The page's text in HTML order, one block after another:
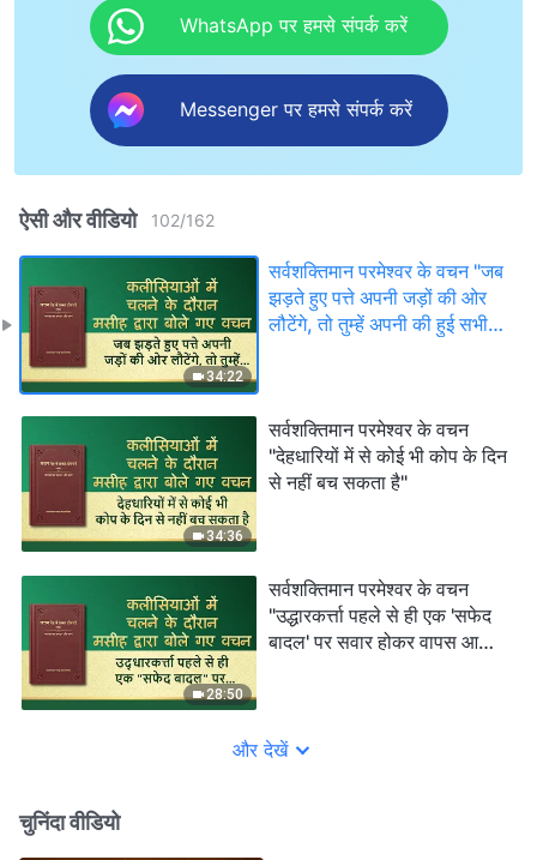
WhatsApp पर हमसे संपर्क करें
Messenger पर हमसे संपर्क करें
ऐसी और वीडियो 102/162
34:22
सर्वशक्तिमान परमेश्वर के वचन "जब
झड़ते हुए पत्ते अपनी जड़ों की ओर
लौटेंगे, तो तुम्हें अपनी की हुई सभी
34:36
सर्वशक्तिमान परमेश्वर के वचन
"देहधारियों में से कोई भी कोप के दिन
से नहीं बच सकता है"
28:50
सर्वशक्तिमान परमेश्वर के वचन
"उद्धारकर्त्ता पहले से ही एक 'सफेद
बादल' पर सवार होकर वापस आ
और देखें
चुनिंदा वीडियो